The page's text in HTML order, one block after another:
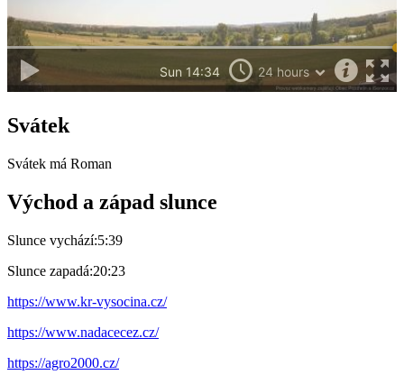
Svátek
Svátek má Roman
Východ a západ slunce
Slunce vychází:5:39
Slunce zapadá:20:23
https://www.kr-vysocina.cz/
https://www.nadacecez.cz/
https://agro2000.cz/